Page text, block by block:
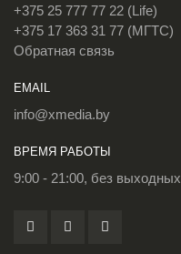
+375 25 777 77 22 (Life)
+375 17 363 31 77 (МГТС)
Обратная связь
EMAIL
info@xmedia.by
ВРЕМЯ РАБОТЫ
9:00 - 21:00, без выходных